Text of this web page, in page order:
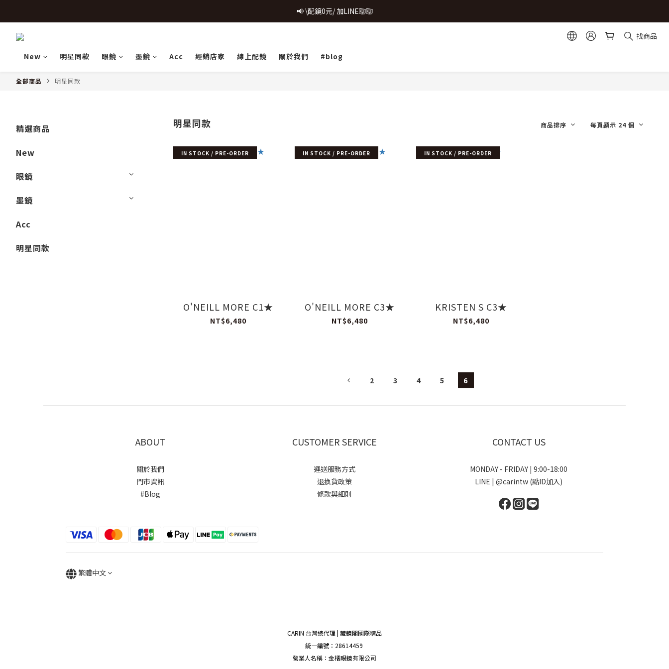
💗致...特別的日子💗 | 全館任選 贈奶呼呼品牌明信片(乙張) *生日卡/情人卡(2選1)
📢 \配鏡0元/ 加LINE聊聊
💗致...特別的日子💗 | 全館任選 贈奶呼呼品牌明信片(乙張) *生日卡/情人卡(2選1)
找商品
New 明星同款 眼鏡 墨鏡 Acc 經銷店家 線上配鏡 關於我們 #blog
全部商品 明星同款
精選商品
New
眼鏡
墨鏡
Acc
明星同款
明星同款 商品排序 每頁顯示 24 個
IN STOCK / PRE-ORDER
O'NEILL MORE C1★
NT$6,480
IN STOCK / PRE-ORDER
O'NEILL MORE C3★
NT$6,480
IN STOCK / PRE-ORDER
KRISTEN S C3★
NT$6,480
2 3 4 5 6
ABOUT
關於我們
門市資訊
#Blog
CUSTOMER SERVICE
運送服務方式
退換貨政策
條款與細則
CONTACT US
MONDAY - FRIDAY | 9:00-18:00
LINE | @carintw (點ID加入)
繁體中文
CARIN 台灣總代理 | 藏鏡閣國際精品
統一編號：28614459
營業人名稱：金橘眼鏡有限公司